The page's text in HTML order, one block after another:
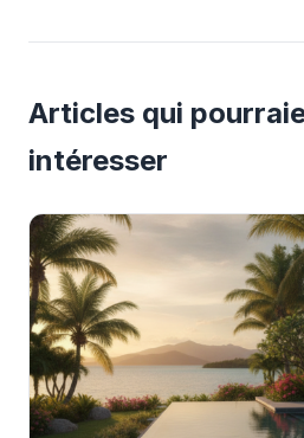
Articles qui
intéresser